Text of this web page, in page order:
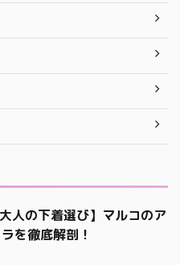
人の下着選び】マルコのア
を徹底解剖！